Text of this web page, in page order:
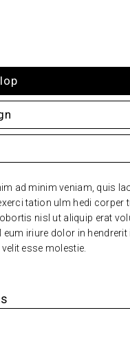
ad minim veniam, quis
tation ulm hedi corper
nisl ut aliquip erat
eum iriure dolor in hendrerit
esse molestie.